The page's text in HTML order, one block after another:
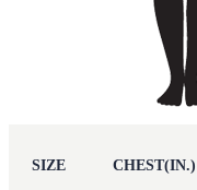
SIZE CHEST(IN.)